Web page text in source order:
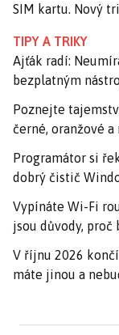
SIM kartu. Nový
TIPY A TRIKY
Ajťák radí:
bezplatným
Poznejte
černé, oranžové
Programátor si
dobrý čistič
Vypínáte Wi-Fi
jsou důvody, proč
V říjnu 2026
máte jinou a